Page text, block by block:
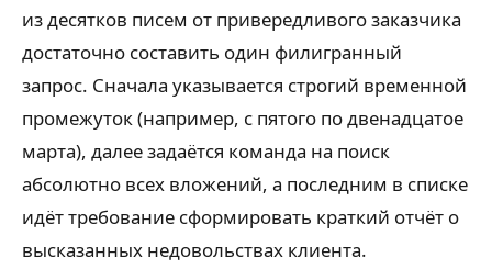
из десятков писем от привередливого заказчика
достаточно составить один филигранный
запрос. Сначала указывается строгий временной
промежуток (например, с пятого по двенадцатое
марта), далее задаётся команда на поиск
абсолютно всех вложений, а последним в списке
идёт требование сформировать краткий отчёт о
высказанных недовольствах клиента.